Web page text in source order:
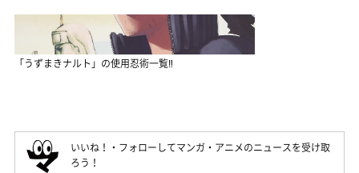
「うずまきナルト」の使用忍術一覧‼
いいね！・フォローしてマンガ・アニメのニュースを受け取
ろう！